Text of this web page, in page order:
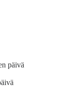
päivä